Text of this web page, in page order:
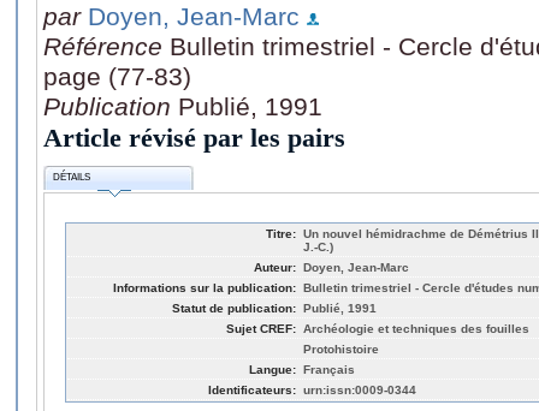
par Doyen, Jean-Marc
Référence Bulletin trimestriel - Cercle
page (77-83)
Publication Publié, 1991
Article révisé par les pairs
DÉTAILS
Titre: Un nouvel hémidrachme de Démétrius
J.-C.)
Auteur: Doyen, Jean-Marc
Informations sur la publication: Bulletin trimestriel - Cercle d'études
Statut de publication: Publié, 1991
Sujet CREF: Archéologie et techniques des fouilles
Protohistoire
Langue: Français
Identificateurs: urn:issn:0009-0344